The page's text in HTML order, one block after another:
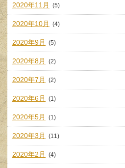
2020年11月 (5)
2020年10月 (4)
2020年9月 (5)
2020年8月 (2)
2020年7月 (2)
2020年6月 (1)
2020年5月 (1)
2020年3月 (11)
2020年2月 (4)